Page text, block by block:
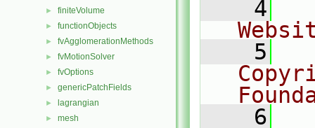
► finiteVolume
► functionObjects
► fvAgglomerationMethods
► fvMotionSolver
► fvOptions
► genericPatchFields
► lagrangian
► mesh
    4
    5
    6